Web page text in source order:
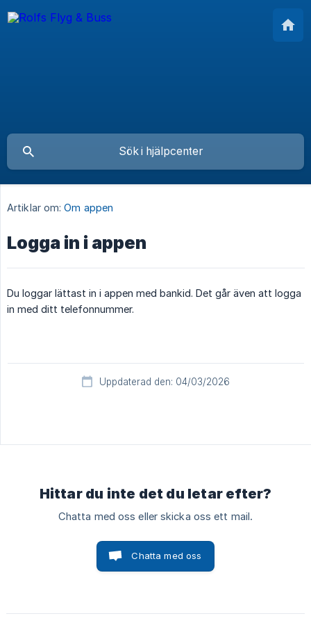
Artiklar om: Om appen
Logga in i appen
Du loggar lättast in i appen med bankid. Det går även att logga
in med ditt telefonnummer.
Uppdaterad den: 04/03/2026
Hittar du inte det du letar efter?
Chatta med oss eller skicka oss ett mail.
Chatta med oss